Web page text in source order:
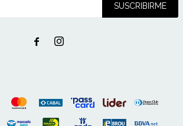
SUSCRIBIRME
 